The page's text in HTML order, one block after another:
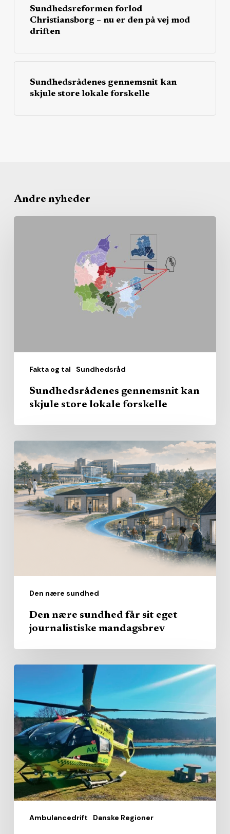
Sundhedsreformen forlod
Christiansborg – nu er den på vej mod
driften
Sundhedsrådenes gennemsnit kan
skjule store lokale forskelle
Andre nyheder
Fakta og tal Sundhedsråd
Sundhedsrådenes gennemsnit kan
skjule store lokale forskelle
Den nære sundhed
nære
sundhed
får
sit
Den nære sundhed får sit eget
journalistiske mandagsbrev
Ambulancedrift Danske Regioner
efter:
Akuthelikopterne
er
blevet
limen
i
sundhedsvæsen